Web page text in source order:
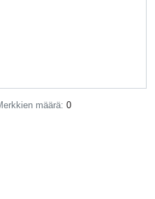
määrä: 0